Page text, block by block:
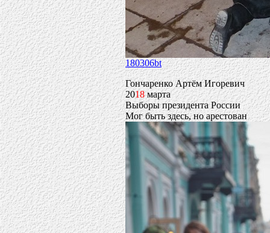
180306bt
Гончаренко Артём Игоревич
2018марта
Выборы президента России
Мог быть здесь, но арестован